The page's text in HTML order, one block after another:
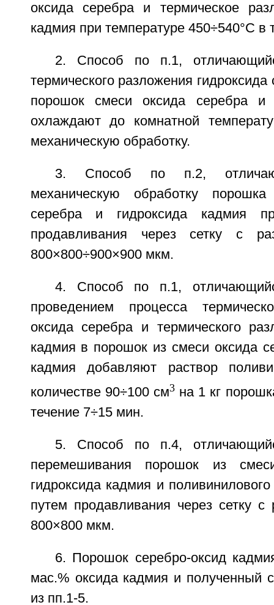
оксида серебра и термическое
кадмия при температуре 450÷540°С в
2. Способ по п.1,
термического разложения
порошок смеси оксида серебра и
охлаждают до комнатной
механическую обработку.
3. Способ по п.2,
механическую обработку
серебра и гидроксида кадмия
продавливания через сетку с
800×800÷900×900 мкм.
4. Способ по п.1,
проведением процесса
оксида серебра и термического
кадмия в порошок из смеси оксида
кадмия добавляют раствор
количестве 90÷100 см3на 1 кг
течение 7÷15 мин.
5. Способ по п.4,
перемешивания порошок из
гидроксида кадмия и
путем продавливания через сетку с
800×800 мкм.
6. Порошок серебро-оксид
мас.% оксида кадмия и полученный
из пп.1-5.